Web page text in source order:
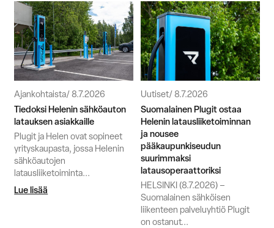
Ajankohtaista 8.7.2026
Tiedoksi Helenin sähköauton
latauksen asiakkaille
Plugit ja Helen ovat sopineet
yrityskaupasta, jossa Helenin
sähköautojen
latausliiketoiminta...
Lue lisää
Uutiset 8.7.2026
Suomalainen Plugit ostaa
Helenin latausliiketoiminnan
ja nousee
pääkaupunkiseudun
suurimmaksi
latausoperaattoriksi
HELSINKI (8.7.2026) –
Suomalainen sähköisen
liikenteen palveluyhtiö Plugit
on ostanut...